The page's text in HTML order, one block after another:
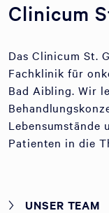
Clinicum
Das Clinicum St.
Fachklinik für
Bad Aibling. Wir
Lebensumstände
Patienten in die
UNSER TEAM